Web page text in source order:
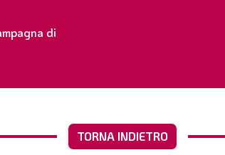
di
TORNA INDIETRO